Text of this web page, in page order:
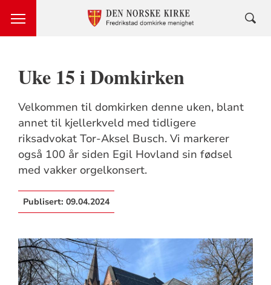
Uke 15 i Domkirken
Velkommen til domkirken denne uken, blant
annet til kjellerkveld med tidligere
riksadvokat Tor-Aksel Busch. Vi markerer
også 100 år siden Egil Hovland sin fødsel
med vakker orgelkonsert.
Publisert: 09.04.2024